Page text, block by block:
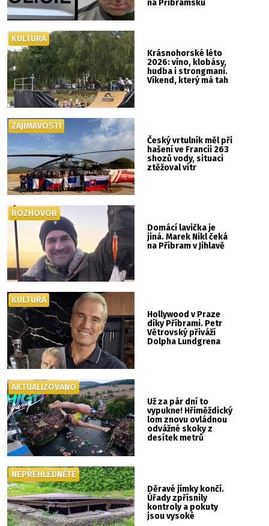
na Příbramsku
Krásnohorské léto
2026: víno, klobásy,
hudba i strongmani.
Víkend, který má tah
KULTURA
Český vrtulník měl při
hašení ve Francii 263
shozů vody, situaci
ztěžoval vítr
ZAJÍMAVOSTI
Domácí lavička je
jiná. Marek Nikl čeká
na Příbram v Jihlavě
ROZHOVOR
Hollywood v Praze
díky Příbrami. Petr
Větrovský přiváží
Dolpha Lundgrena
KULTURA
Už za pár dní to
vypukne! Hřiměždický
lom znovu ovládnou
odvážné skoky z
desítek metrů
AKTUALIZOVÁNO
Děravé jímky končí.
Úřady zpřísnily
kontroly a pokuty
jsou vysoké
NEPŘEHLÉDNĚTE